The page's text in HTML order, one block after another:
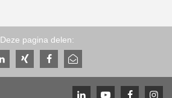
Deze pagina delen: